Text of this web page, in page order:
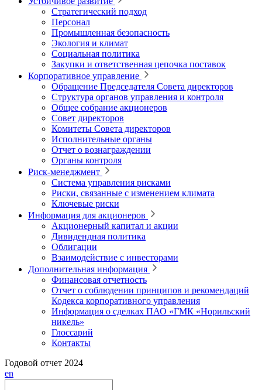
Стратегический подход
Персонал
Промышленная безопасность
Экология и климат
Социальная политика
Закупки и ответственная цепочка поставок
Корпоративное управление
Обращение Председателя Совета директоров
Структура органов управления и контроля
Общее собрание акционеров
Совет директоров
Комитеты Совета директоров
Исполнительные органы
Отчет о вознаграждении
Органы контроля
Риск-менеджмент
Система управления рисками
Риски, связанные с изменением климата
Ключевые риски
Информация для акционеров
Акционерный капитал и акции
Дивидендная политика
Облигации
Взаимодействие с инвесторами
Дополнительная информация
Финансовая отчетность
Отчет о соблюдении принципов и рекомендаций
Кодекса корпоративного управления
Информация о сделках ПАО «ГМК «Норильский
никель»
Глоссарий
Контакты
Годовой отчет 2024
en